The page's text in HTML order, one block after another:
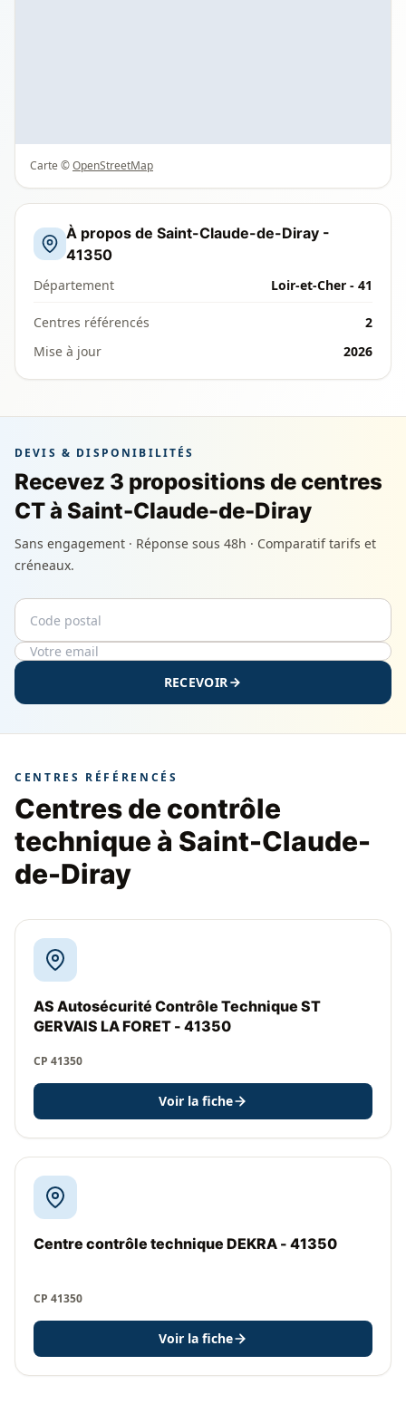
Carte ©OpenStreetMap
À propos de Saint-Claude-de-Diray -
41350
Département Loir-et-Cher - 41
Centres référencés
2
Mise à jour
2026
DEVIS & DISPONIBILITÉS
Recevez 3 propositions de centres
CT à Saint-Claude-de-Diray
Sans engagement · Réponse sous 48h · Comparatif tarifs et
créneaux.
Code postal
Email
RECEVOIR
CENTRES RÉFÉRENCÉS
Centres de contrôle
technique à Saint-Claude-
de-Diray
AS Autosécurité Contrôle Technique ST
GERVAIS LA FORET - 41350
CP 41350
Voir la fiche
Centre contrôle technique DEKRA - 41350
CP 41350
Voir la fiche